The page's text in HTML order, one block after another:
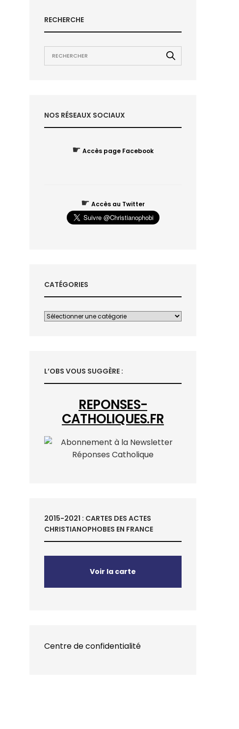
RECHERCHE
NOS RÉSEAUX SOCIAUX
☛ Accès page Facebook
☛ Accès au Twitter
CATÉGORIES
L’OBS VOUS SUGGÈRE :
REPONSES-
CATHOLIQUES.FR
2015-2021 : CARTES DES ACTES
CHRISTIANOPHOBES EN FRANCE
Voir la carte
Centre de confidentialité